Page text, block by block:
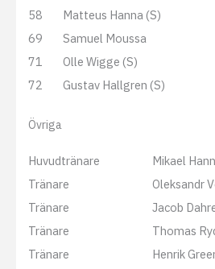
58
Matteus Hanna (S)
69
Samuel Moussa
71
Olle Wigge (S)
72
Gustav Hallgren (S)
Övriga
Huvudtränare
Mikael
Tränare
Oleksandr
Tränare
Jacob
Tränare
Thomas
Tränare
Henrik